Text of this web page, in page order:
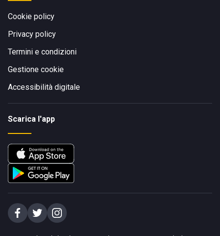
Cookie policy
Privacy policy
Termini e condizioni
Gestione cookie
Accessibilità digitale
Scarica l'app